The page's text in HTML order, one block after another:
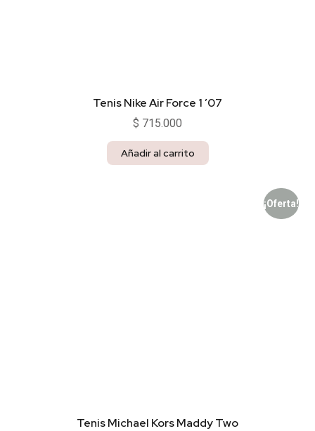
Tenis Nike Air Force 1 ’07
$ 715.000
Añadir al carrito
¡Oferta!
Tenis Michael Kors Maddy Two